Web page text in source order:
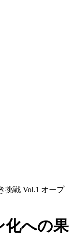
挑戦 Vol.1 オープ
化への果